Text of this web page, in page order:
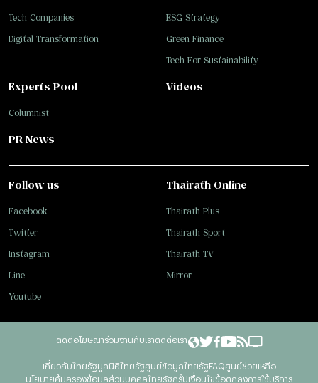
Tech Companies
Digital Transformation
ESG Strategy
Green Finance
Tech For Sustainability
Experts Pool
Columnist
Videos
PR News
Follow us
Facebook
Twitter
Instagram
Line
Youtube
Thairath Online
Thairath Plus
Thairath Sport
Thairath TV
Mirror
ติดต่อโฆษณาร่วมงานกับเราติดต่อเรา
เกี่ยวกับไทยรัฐมูลนิธิไทยรัฐศูนย์ข้อมูลไทยรัฐFAQศูนย์ช่วยเหลือ
นโยบายคุ้มครองข้อมูลส่วนบุคคลไทยรัฐกรุ๊ปเงื่อนไขข้อตกลงการใช้บริการ